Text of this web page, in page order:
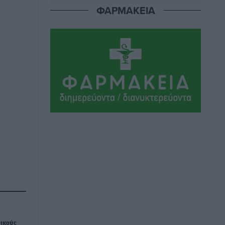
Παναγίας και η Θεία Λειτουργία η
καρδιά της ζωής της Εκκλησίας»
πριν 3 ώρες
η Βραζιλία έχουν τεράστιες ευκαιρίες
συνεργασίας – Η Ρόδος μπορεί να
διαδραματίσει σημαντικό ρόλο»
ΦΑΡΜΑΚΕΙΑ